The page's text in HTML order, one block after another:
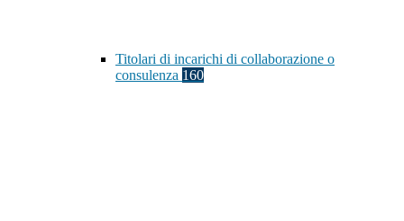
Titolari di incarichi di collaborazione o
consulenza 160